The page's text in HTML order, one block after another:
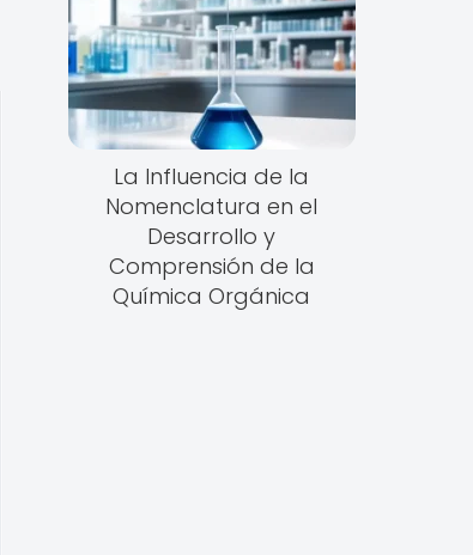
La Influencia de la
Nomenclatura en el
Desarrollo y
Comprensión de la
Química Orgánica